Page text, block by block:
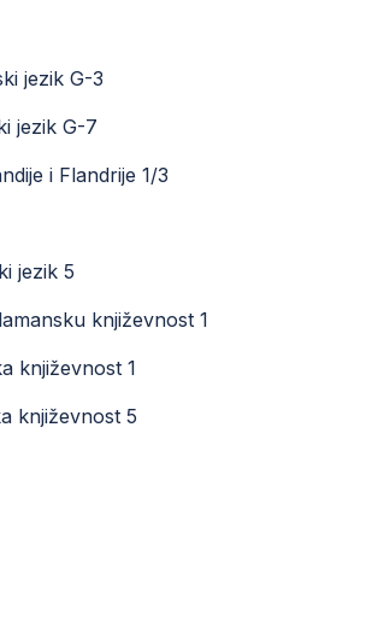
jezik G-3
jezik G-7
i Flandrije 1/3
jezik 5
književnost 1
književnost 1
književnost 5